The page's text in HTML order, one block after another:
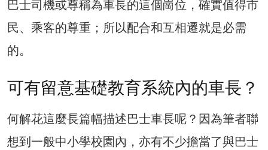
巴士司機或尊稱為車長的這個崗位，確實值得市
民、乘客的尊重；所以配合和互相遷就是必需
的。
可有留意基礎教育系統內的車長？
何解花這麼長篇幅描述巴士車長呢？因為筆者聯
想到一般中小學校園內，亦有不少擔當了與巴士